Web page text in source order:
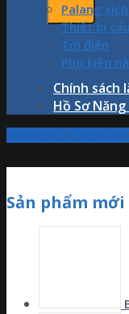
Palang xích
Thiết bị cẩu
Tời điện
Phụ kiện
Chính sách
Hồ Sơ
/ /
Sản phẩm mới